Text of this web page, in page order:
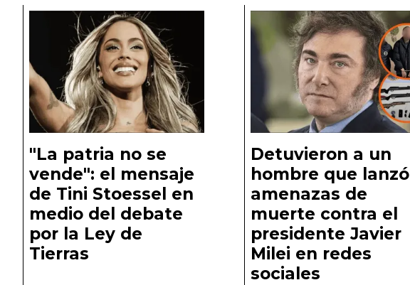
"La patria no se
vende": el mensaje
de Tini Stoessel en
medio del debate
por la Ley de
Tierras
Detuvieron a un
hombre que lanzó
amenazas de
muerte contra el
presidente Javier
Milei en redes
sociales